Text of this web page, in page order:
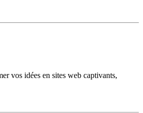
vos idées en sites web captivants,